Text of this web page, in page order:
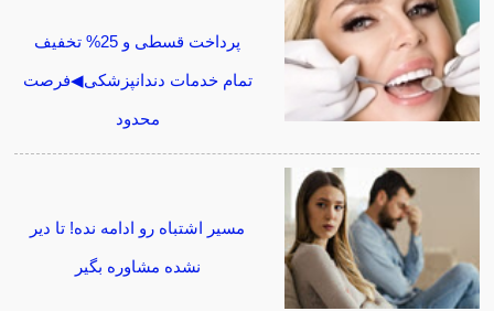
پرداخت قسطی و 25% تخفیف
تمام خدمات دندانپزشکی◀فرصت
محدود
مسیر اشتباه رو ادامه نده! تا دیر
نشده مشاوره بگیر